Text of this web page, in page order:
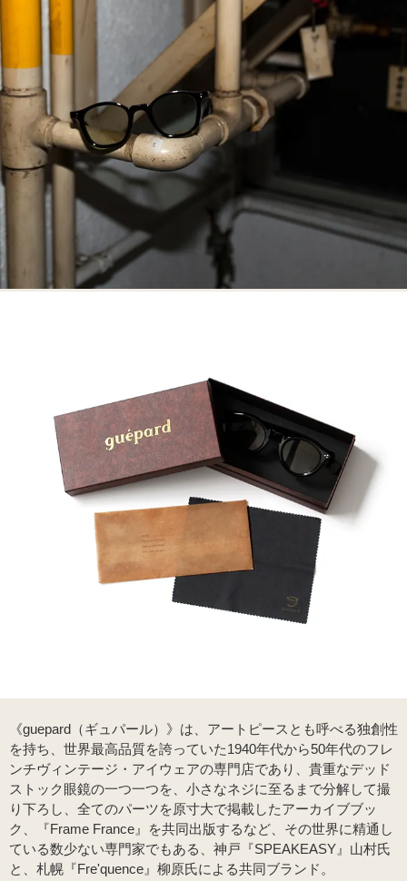
《guepard（ギュパール）》は、アートピースとも呼べる独創性
を持ち、世界最高品質を誇っていた1940年代から50年代のフレ
ンチヴィンテージ・アイウェアの専門店であり、貴重なデッド
ストック眼鏡の一つ一つを、小さなネジに至るまで分解して撮
り下ろし、全てのパーツを原寸大で掲載したアーカイブブッ
ク、『Frame France』を共同出版するなど、その世界に精通し
ている数少ない専門家でもある、神戸『SPEAKEASY』山村氏
と、札幌『Fre'quence』柳原氏による共同ブランド。